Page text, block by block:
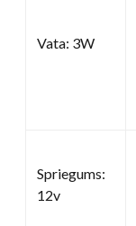
Vata: 3W
Spriegums:
12v